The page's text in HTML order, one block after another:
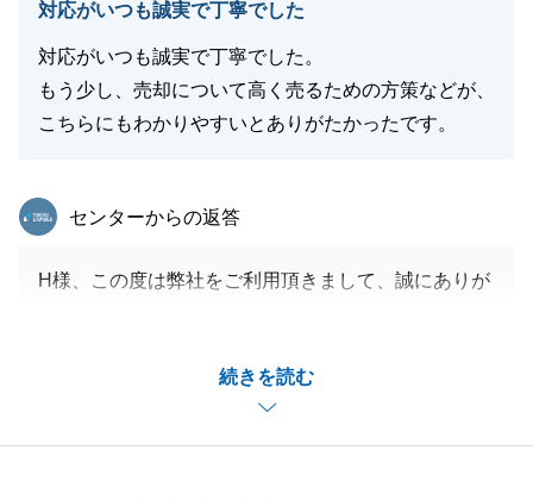
閉じる
対応がいつも誠実で丁寧でした
対応がいつも誠実で丁寧でした。
もう少し、売却について高く売るための方策などが、
こちらにもわかりやすいとありがたかったです。
続きを読む
東急リバブル
センターからの返答
H様、この度は弊社をご利用頂きまして、誠にありが
様のおかげでございます。
何かお困りのことなどございましたら、ぜひお気軽に
お声掛け頂けますと幸いに存じます。